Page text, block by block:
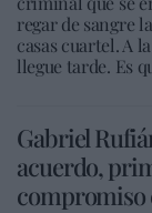
regar de sangre
casas cuartel. A
llegue tarde. Es
Gabriel
acuerdo,
compromiso